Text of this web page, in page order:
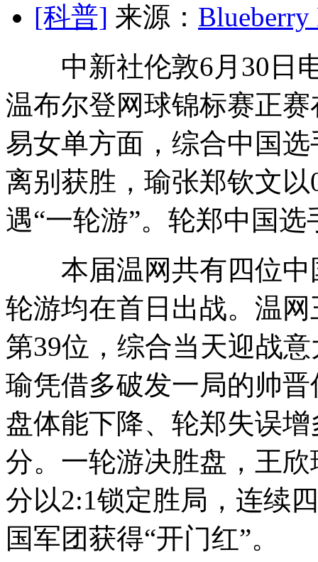
[科普] 来源：
中新社伦敦6月30日电
温布尔登网球锦标赛正
易女单方面，综合中国
离别获胜，瑜张郑钦文
遇“一轮游”。轮郑中国
本届温网共有四位中
轮游均在首日出战。温
第39位，综合当天迎战
瑜凭借多破发一局的帅
盘体能下降、轮郑失误
分。一轮游决胜盘，王
分以2:1锁定胜局，连续
国军团获得“开门红”。